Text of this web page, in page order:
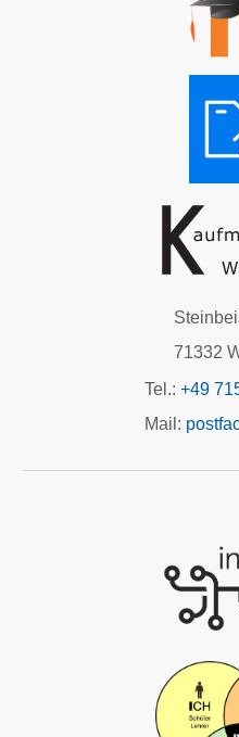
71332
Tel.: +49
Mail: